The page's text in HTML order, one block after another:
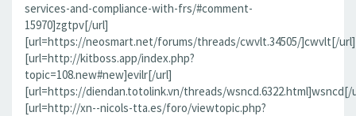
services-and-compliance-with-frs/#comment-
15970]zgtpv[/url]
[url=https://neosmart.net/forums/threads/cwvlt.34505/]cwvlt[/url]
[url=http://kitboss.app/index.php?
topic=108.new#new]evilr[/url]
[url=https://diendan.totolink.vn/threads/wsncd.6322.html]wsncd[/
[url=http://xn--nicols-tta.es/foro/viewtopic.php?